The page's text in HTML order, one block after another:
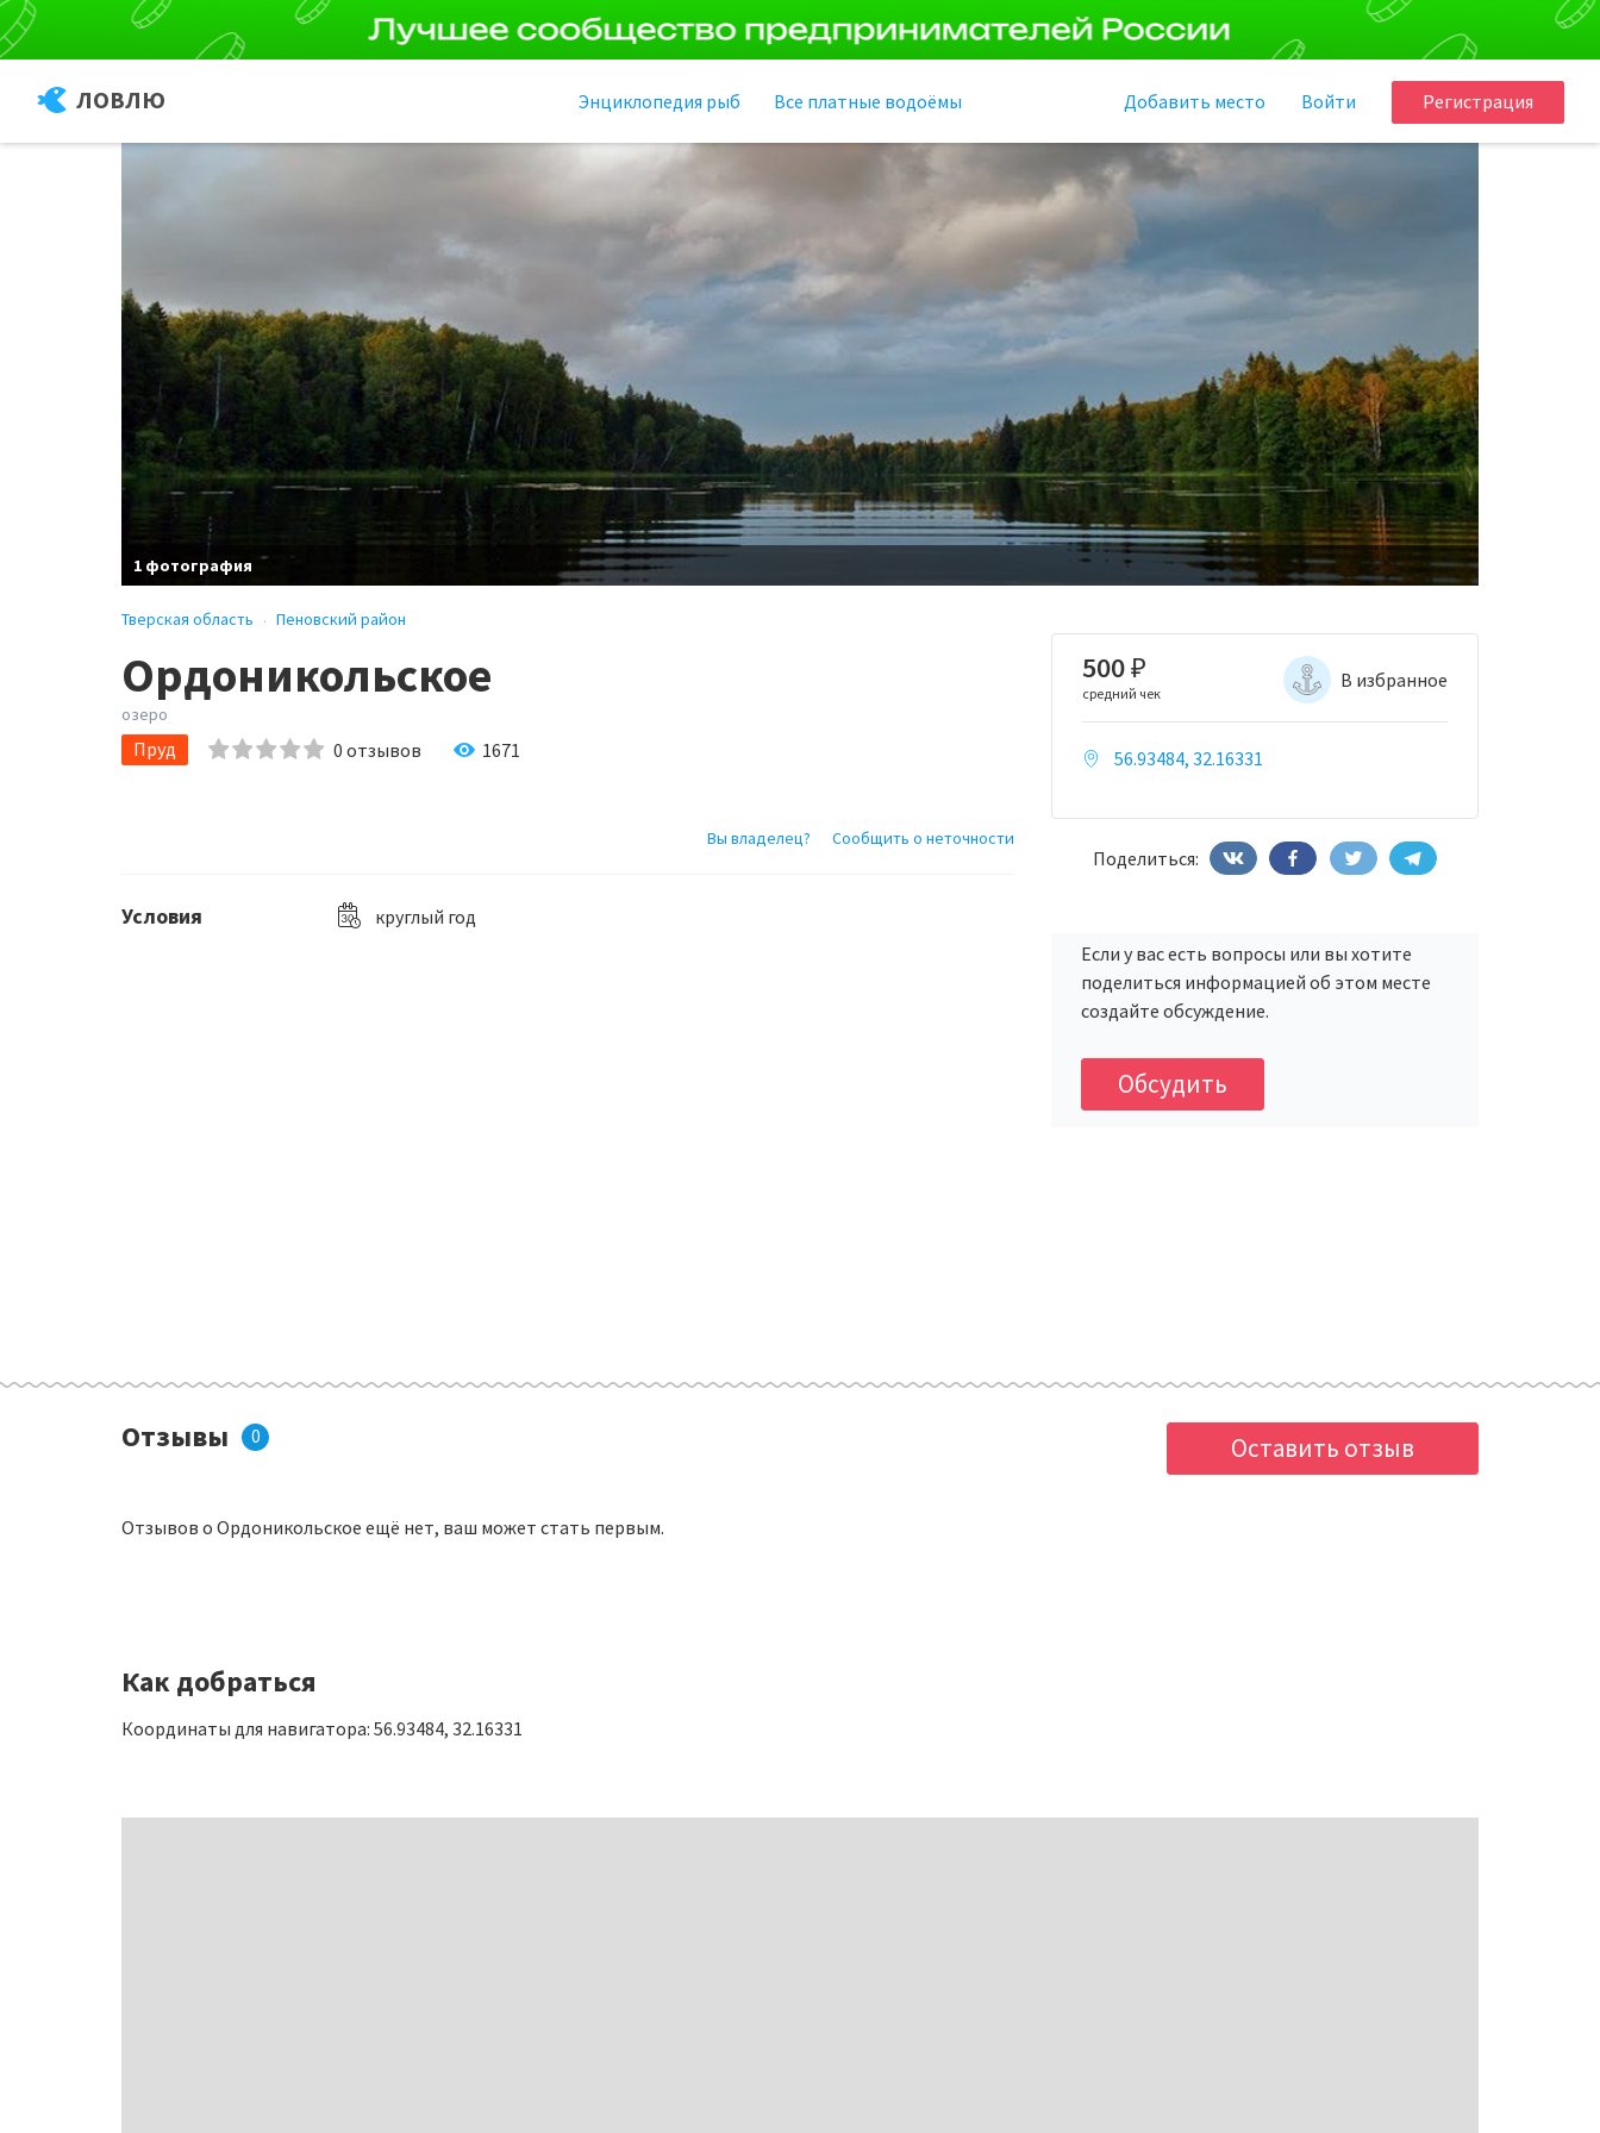
ЛОВЛЮ Регистрация
Войти
Добавить место
Энциклопедия рыб Все платные водоёмы
1 фотография
Тверская область Пеновский район
Ордоникольское
озеро
Пруд 0 отзывов 1671
Вы владелец? Сообщить о неточности
Условия круглый год
500₽
средний чек
В избранное
56.93484, 32.16331
Поделиться:
Если у вас есть вопросы или вы хотите
поделиться информацией об этом месте
создайте обсуждение.
Обсудить
Отзывы 0
Отзывов о Ордоникольское ещё нет, ваш может стать первым.
Оставить отзыв
Как добраться
Координаты для навигатора: 56.93484, 32.16331